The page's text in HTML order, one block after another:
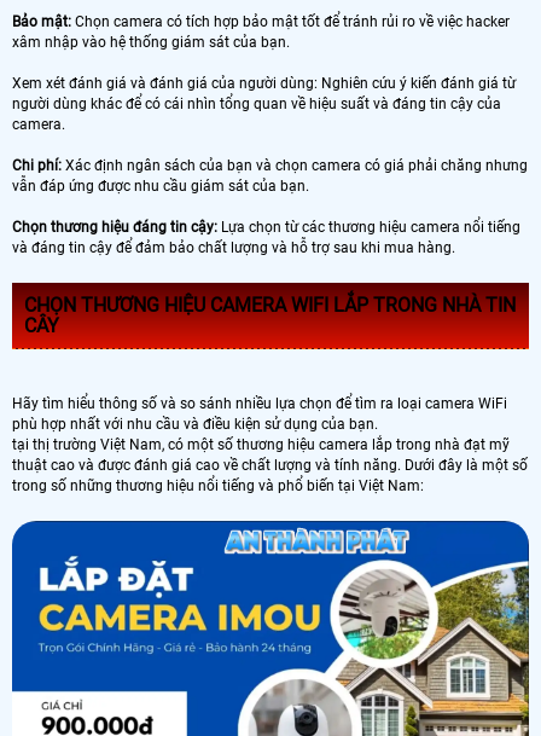
Bảo mật: Chọn camera có tích hợp bảo mật tốt để tránh rủi ro về việc hacker
xâm nhập vào hệ thống giám sát của bạn.
Xem xét đánh giá và đánh giá của người dùng: Nghiên cứu ý kiến ​​đánh giá từ
người dùng khác để có cái nhìn tổng quan về hiệu suất và đáng tin cậy của
camera.
Chi phí: Xác định ngân sách của bạn và chọn camera có giá phải chăng nhưng
vẫn đáp ứng được nhu cầu giám sát của bạn.
Chọn thương hiệu đáng tin cậy: Lựa chọn từ các thương hiệu camera nổi tiếng
và đáng tin cậy để đảm bảo chất lượng và hỗ trợ sau khi mua hàng.
CHỌN THƯƠNG HIỆU CAMERA WIFI LẮP TRONG NHÀ TIN
CÂY
Hãy tìm hiểu thông số và so sánh nhiều lựa chọn để tìm ra loại camera WiFi
phù hợp nhất với nhu cầu và điều kiện sử dụng của bạn.
tại thị trường Việt Nam, có một số thương hiệu camera lắp trong nhà đạt mỹ
thuật cao và được đánh giá cao về chất lượng và tính năng. Dưới đây là một số
trong số những thương hiệu nổi tiếng và phổ biến tại Việt Nam: